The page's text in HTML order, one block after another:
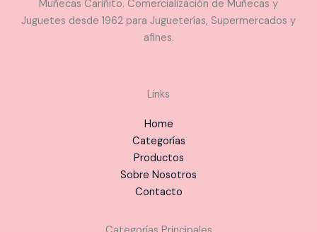
Muñecas Cariñito. Comercialización de Muñecas y
Juguetes desde 1962 para Jugueterías, Supermercados y
afines.
Links
Home
Categorías
Productos
Sobre Nosotros
Contacto